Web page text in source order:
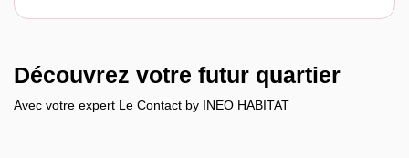
Découvrez votre futur quartier
Avec votre expert Le Contact by INEO HABITAT